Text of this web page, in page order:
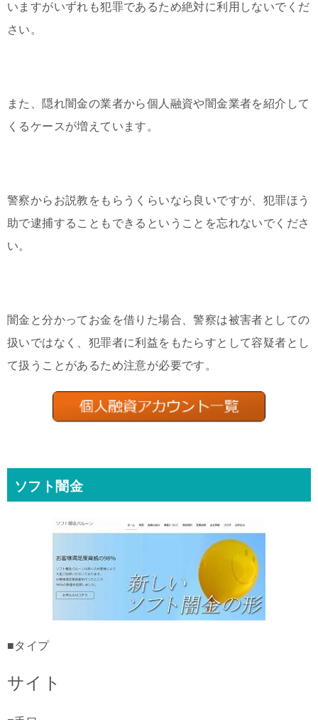
いますがいずれも犯罪であるため絶対に利用しないでくだ
さい。
また、隠れ闇金の業者から個人融資や闇金業者を紹介して
くるケースが増えています。
警察からお説教をもらうくらいなら良いですが、犯罪ほう
助で逮捕することもできるということを忘れないでくださ
い。
闇金と分かってお金を借りた場合、警察は被害者としての
扱いではなく、犯罪者に利益をもたらすとして容疑者とし
て扱うことがあるため注意が必要です。
ソフト闇金
■タイプ
サイト